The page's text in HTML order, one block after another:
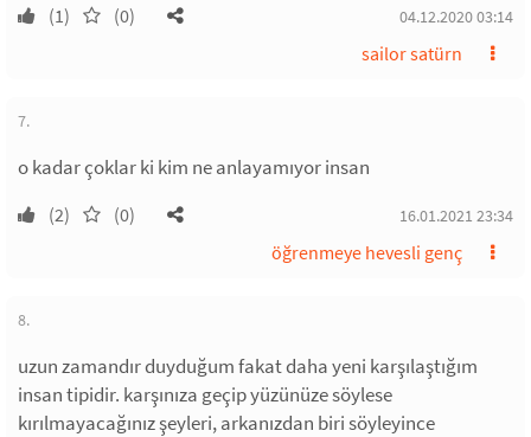
(1) (0) 04.12.2020 03:14
sailor satürn
7.
o kadar çoklar ki kim ne anlayamıyor insan
(2) (0) 16.01.2021 23:34
öğrenmeye hevesli genç
8.
uzun zamandır duyduğum fakat daha yeni karşılaştığım
insan tipidir. karşınıza geçip yüzünüze söylese
kırılmayacağınız şeyleri, arkanızdan biri söyleyince